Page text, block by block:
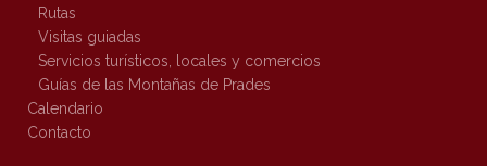
Rutas
Visitas guiadas
Servicios turísticos, locales y comercios
Guías de las Montañas de Prades
Calendario
Contacto